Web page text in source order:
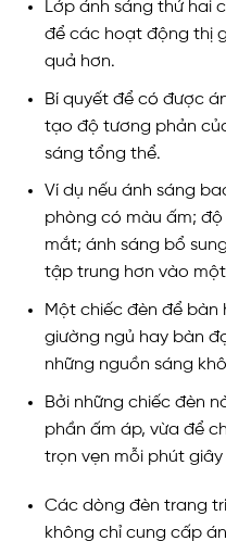
Lớp ánh sáng thứ hai
để các hoạt động thị
quả hơn.
Bí quyết để có được
tạo độ tương phản
sáng tổng thể.
Ví dụ nếu ánh sáng
phòng có màu ấm;
mắt; ánh sáng bổ
tập trung hơn vào
Một chiếc đèn để
giường ngủ hay bàn
những nguồn sáng
Bởi những chiếc đèn
phần ấm áp, vừa để
trọn vẹn mỗi phút giây
Các dòng đèn trang
không chỉ cung cấp